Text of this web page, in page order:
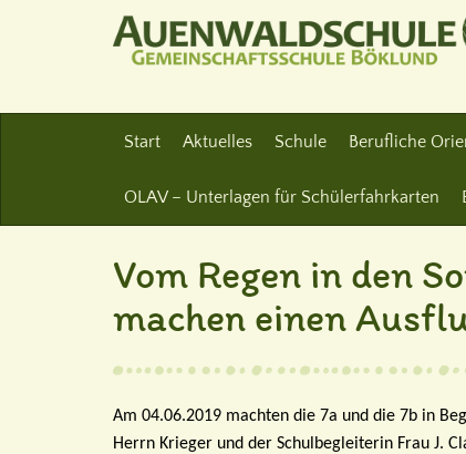
Start Aktuelles Schule Berufliche
OLAV – Unterlagen für Schülerfahrkarten
Vom Regen in den
machen einen
Am 04.06.2019 machten die 7a und die 7b in
Herrn Krieger und der Schulbegleiterin Frau J.